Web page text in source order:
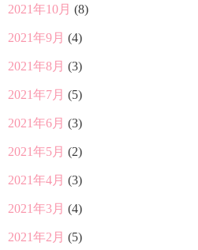
2021年10月 (8)
2021年9月 (4)
2021年8月 (3)
2021年7月 (5)
2021年6月 (3)
2021年5月 (2)
2021年4月 (3)
2021年3月 (4)
2021年2月 (5)